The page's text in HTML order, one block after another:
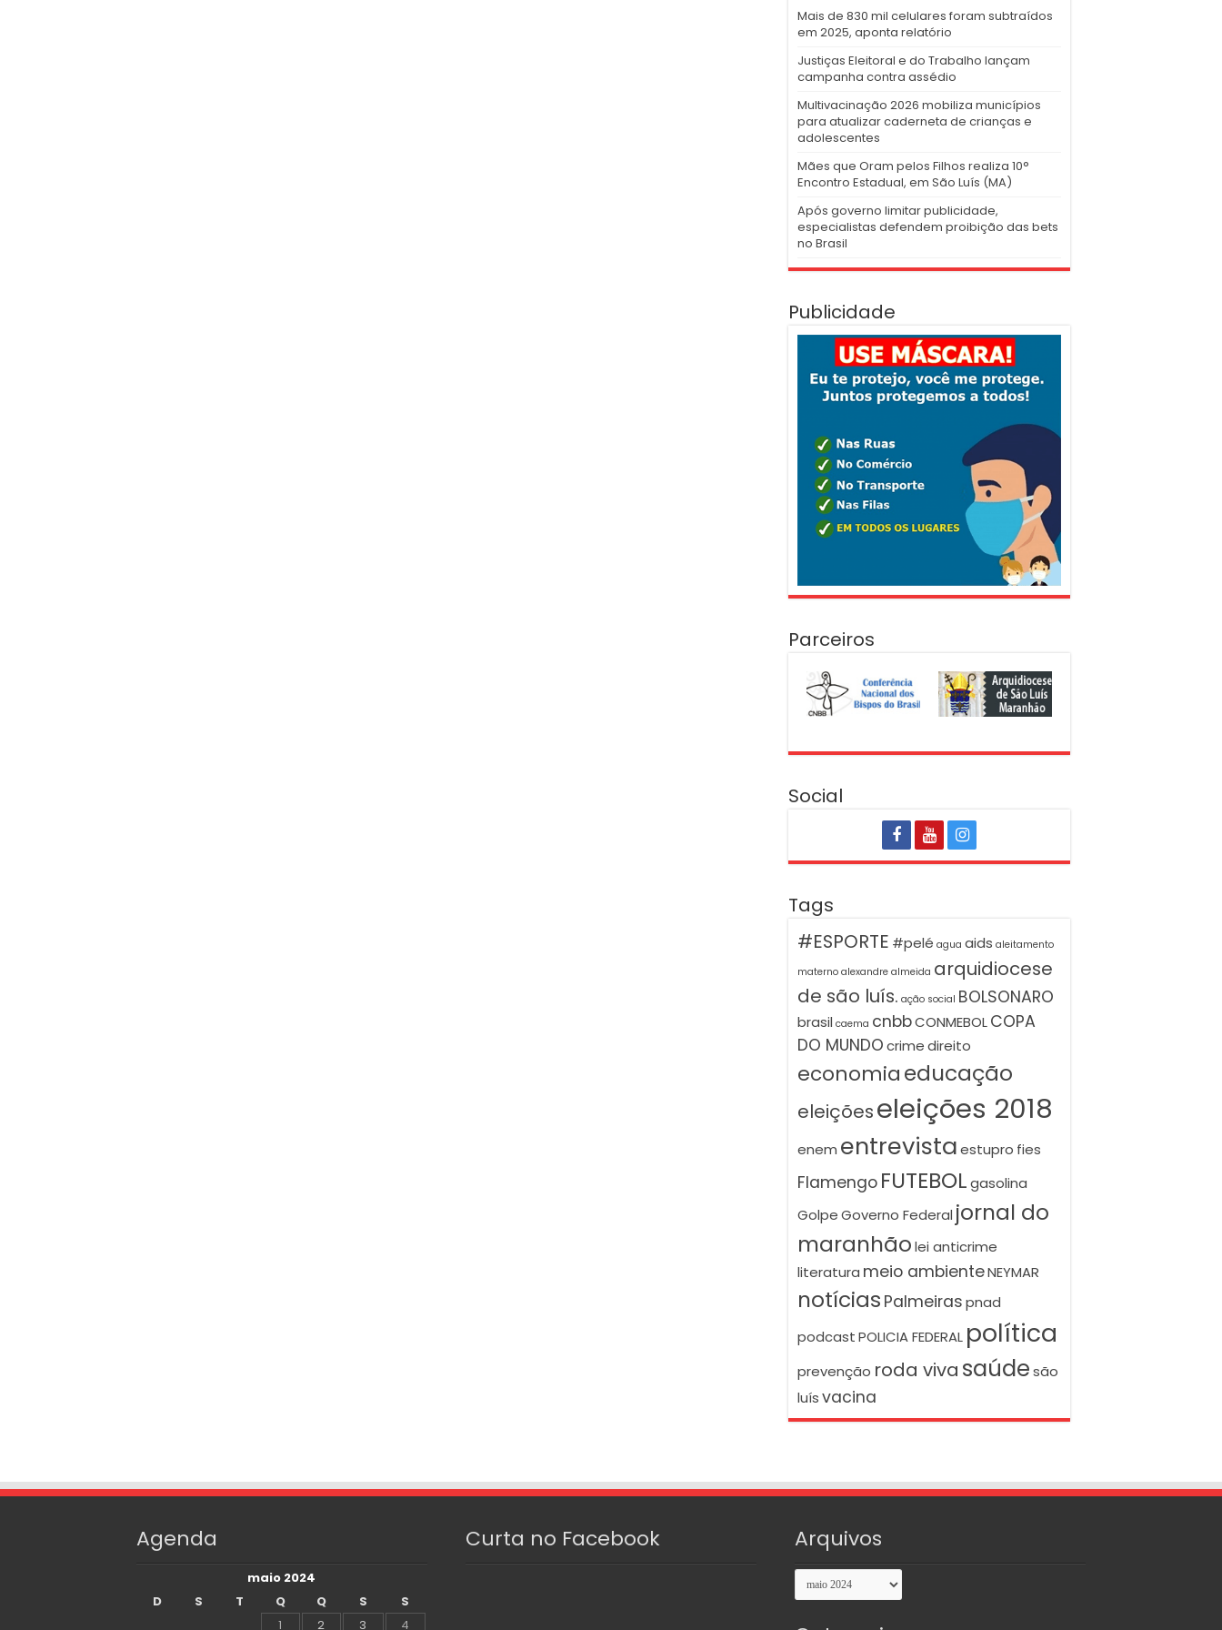
Mais de 830 mil celulares foram subtraídos
em 2025, aponta relatório
Justiças Eleitoral e do Trabalho lançam
campanha contra assédio
Multivacinação 2026 mobiliza municípios
para atualizar caderneta de crianças e
adolescentes
Mães que Oram pelos Filhos realiza 10°
Encontro Estadual, em São Luís (MA)
Após governo limitar publicidade,
especialistas defendem proibição das bets
no Brasil
Publicidade
Parceiros
Social
Tags
#ESPORTE #pelé agua aids aleitamento
materno alexandre almeida arquidiocese
de são luís. ação social BOLSONARO
brasil caema cnbbCONMEBOLCOPA
DO MUNDOcrimedireito
economiaeducação
eleiçõeseleições 2018
enem entrevistaestupro fies
Flamengo FUTEBOLgasolina
GolpeGoverno Federal jornal do
maranhãolei anticrime
literatura meio ambienteNEYMAR
notícias Palmeiraspnad
podcastPOLICIA FEDERAL política
prevenção roda viva saúdesão
luísvacina
Agenda
maio 2024
D
S T Q Q S
S
1
2 3 4
Curta no Facebook Arquivos
Arquivos